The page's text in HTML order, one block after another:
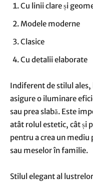
Cu linii clare și
Modele moderne
Clasice
Cu detalii elaborate
Indiferent de stilul
asigure o iluminare
sau prea slabă. Este
atât rolul estetic, cât și
pentru a crea un
sau meselor în familie.
Stilul elegant al